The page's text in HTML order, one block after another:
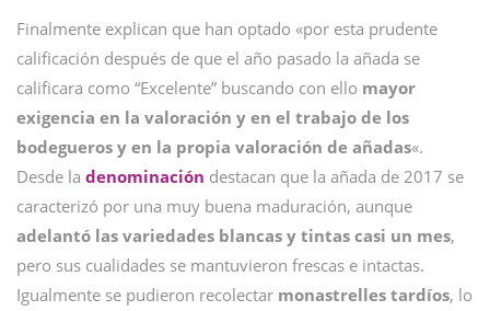
Finalmente explican que han optado «por esta prudente
calificación después de que el año pasado la añada se
calificara como “Excelente” buscando con ello mayor
exigencia en la valoración y en el trabajo de los
bodegueros y en la propia valoración de añadas«.
Desde la denominación destacan que la añada de 2017 se
caracterizó por una muy buena maduración, aunque
adelantó las variedades blancas y tintas casi un mes,
pero sus cualidades se mantuvieron frescas e intactas.
Igualmente se pudieron recolectar monastrelles tardíos, lo